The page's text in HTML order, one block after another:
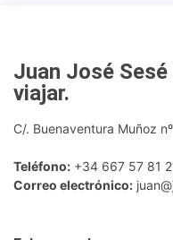
Juan José
viajar.
C/. Buenaventura Muñoz
Teléfono: +34 667 57 81
Correo electrónico: